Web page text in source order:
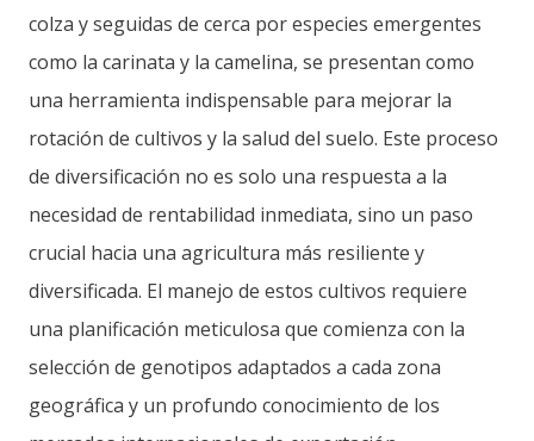
colza y seguidas de cerca por especies emergentes
como la carinata y la camelina, se presentan como
una herramienta indispensable para mejorar la
rotación de cultivos y la salud del suelo. Este proceso
de diversificación no es solo una respuesta a la
necesidad de rentabilidad inmediata, sino un paso
crucial hacia una agricultura más resiliente y
diversificada. El manejo de estos cultivos requiere
una planificación meticulosa que comienza con la
selección de genotipos adaptados a cada zona
geográfica y un profundo conocimiento de los